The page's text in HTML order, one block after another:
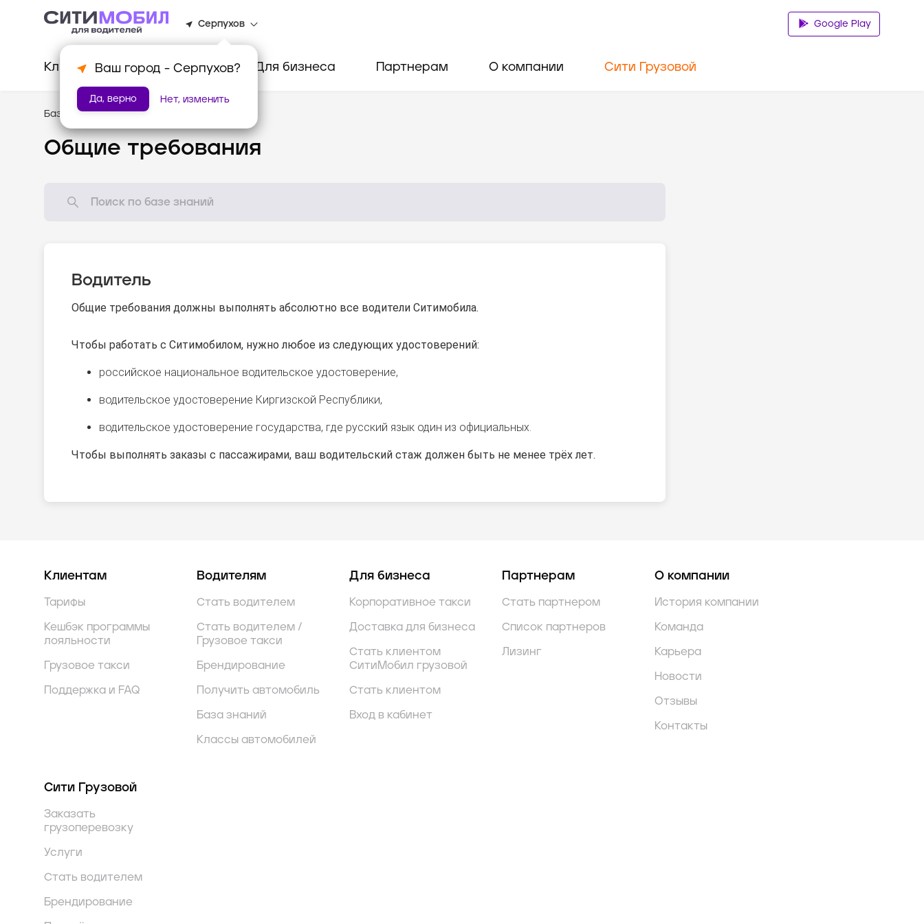
Серпухов
Ваш город - Серпухов?
Да, верно Нет, изменить
Google Play
Клиентам Водителям Для бизнеса Партнерам О компании Сити Грузовой
База знаний /Стандарты оказания услуг
Общие требования
Водитель
Общие требования должны выполнять абсолютно все водители Ситимобила.
Чтобы работать с Ситимобилом, нужно любое из следующих удостоверений:
российское национальное водительское удостоверение,
водительское удостоверение Киргизской Республики,
водительское удостоверение государства, где русский язык один из официальных.
Чтобы выполнять заказы с пассажирами, ваш водительский стаж должен быть не менее трёх лет.
Клиентам
Тарифы
Кешбэк программы
лояльности
Грузовое такси
Поддержка и FAQ
Водителям
Стать водителем
Стать водителем /
Грузовое такси
Брендирование
Получить автомобиль
База знаний
Классы автомобилей
Для бизнеса
Корпоративное такси
Доставка для бизнеса
Стать клиентом
СитиМобил грузовой
Стать клиентом
Вход в кабинет
Партнерам
Стать партнером
Список партнеров
Лизинг
О компании
История компании
Команда
Карьера
Новости
Отзывы
Контакты
Сити Грузовой
Заказать
грузоперевозку
Услуги
Стать водителем
Брендирование